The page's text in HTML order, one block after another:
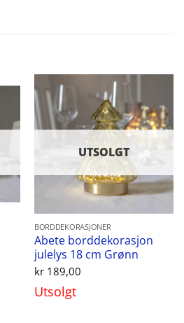
UTSOLGT
BORDDEKORASJONER
Abete borddekorasjon
julelys 18 cm Grønn
kr189,00
Utsolgt